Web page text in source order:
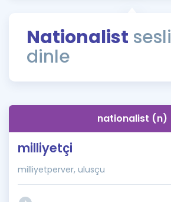
Rehberlik Aracı
ÖSYM Sınav Takvimi
İngilizce Gramer
Nationalist sesli
dinle
nationalist (n)
milliyetçi
milliyetperver, ulusçu